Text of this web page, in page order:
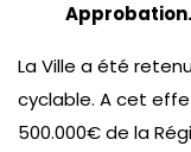
Approbation.
La Ville a été
cyclable. A cet
500.000€ de la